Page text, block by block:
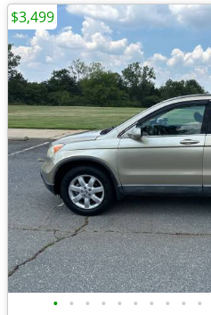
• • • • • • • • • •
$3,499